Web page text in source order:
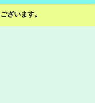
ざいます。